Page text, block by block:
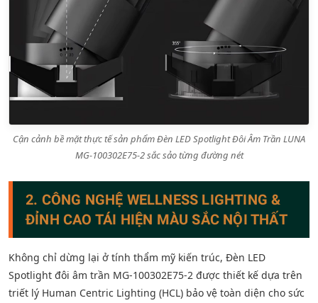
Cận cảnh bề mặt thực tế sản phẩm Đèn LED Spotlight Đôi Âm Trần LUNA
MG-100302E75-2 sắc sảo từng đường nét
2. CÔNG NGHỆ WELLNESS LIGHTING &
ĐỈNH CAO TÁI HIỆN MÀU SẮC NỘI THẤT
Không chỉ dừng lại ở tính thẩm mỹ kiến trúc, Đèn LED
Spotlight đôi âm trần MG-100302E75-2 được thiết kế dựa trên
triết lý Human Centric Lighting (HCL) bảo vệ toàn diện cho sức